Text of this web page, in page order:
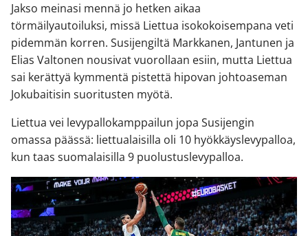
Jakso meinasi mennä jo hetken aikaa
törmäilyautoiluksi, missä Liettua isokokoisempana veti
pidemmän korren. Susijengiltä Markkanen, Jantunen ja
Elias Valtonen nousivat vuorollaan esiin, mutta Liettua
sai kerättyä kymmentä pistettä hipovan johtoaseman
Jokubaitisin suoritusten myötä.
Liettua vei levypallokamppailun jopa Susijengin
omassa päässä: liettualaisilla oli 10 hyökkäyslevypalloa,
kun taas suomalaisilla 9 puolustuslevypalloa.